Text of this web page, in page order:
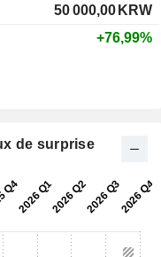
50 000,00 KRW
+76,99%
de surprise